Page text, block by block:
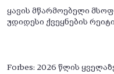
ყავის მწარმოებელი
უდიდესი ქვეყნების
Forbes: 2026 წლის